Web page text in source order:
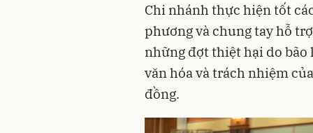
Chi nhánh thực hiện tốt
phương và chung tay hỗ
những đợt thiệt hại do bão
văn hóa và trách nhiệm
đồng.